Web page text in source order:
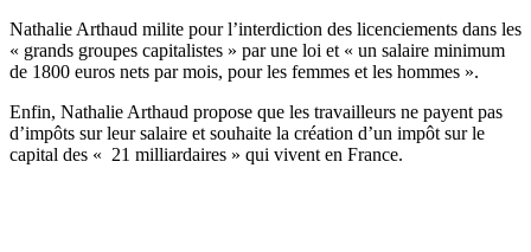
Nathalie Arthaud milite pour l’interdiction des licenciements dans les
« grands groupes capitalistes » par une loi et « un salaire minimum
de 1800 euros nets par mois, pour les femmes et les hommes ».
Enfin, Nathalie Arthaud propose que les travailleurs ne payent pas
d’impôts sur leur salaire et souhaite la création d’un impôt sur le
capital des « 21 milliardaires » qui vivent en France.